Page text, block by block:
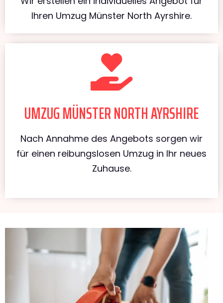
Ihren Umzug Münster North Ayrshire.
UMZUG MÜNSTER NORTH AYRSHIRE
Nach Annahme des Angebots sorgen wir
für einen reibungslosen Umzug in Ihr neues
Zuhause.